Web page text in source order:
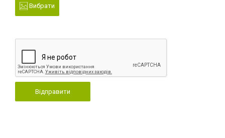
Вибрати
Відправити